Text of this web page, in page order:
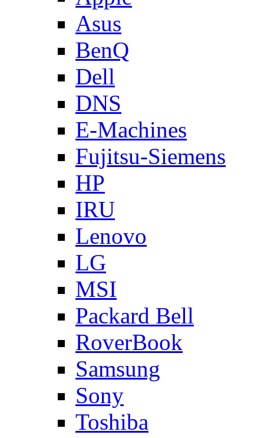
Asus
BenQ
Dell
DNS
E-Machines
Fujitsu-Siemens
HP
IRU
Lenovo
LG
MSI
Packard Bell
RoverBook
Samsung
Sony
Toshiba